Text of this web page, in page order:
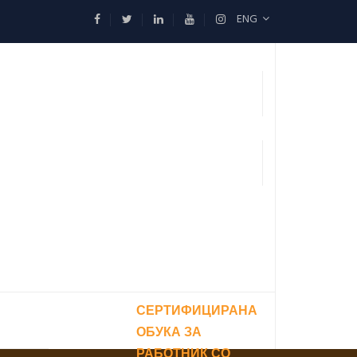
ENG
СЕРТИФИЦИРАНА
ОБУКА ЗА